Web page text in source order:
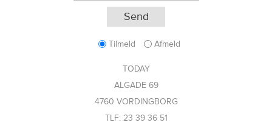
Tilmeld Afmeld
TODAY
ALGADE 69
4760 VORDINGBORG
TLF: 23 39 36 51